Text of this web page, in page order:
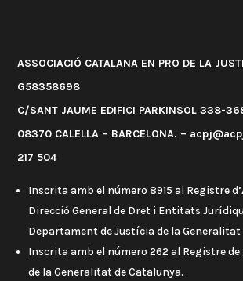
ASSOCIACIÓ CATALANA EN PRO DE LA
G58358698
C/SANT JAUME EDIFICI PARKINSOL 338-
08370 CALELLA – BARCELONA. –
217 504
Inscrita amb el número 8915 al Registre
Direcció General de Dret i Entitats
Departament de Justícia de la Generalitat
Inscrita amb el número 262 al Registre de
de la Generalitat de Catalunya.